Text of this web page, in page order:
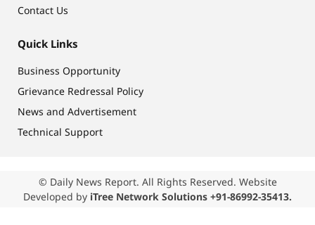
Contact Us
Quick Links
Business Opportunity
Grievance Redressal Policy
News and Advertisement
Technical Support
© Daily News Report. All Rights Reserved. Website
Developed by iTree Network Solutions +91-86992-35413.